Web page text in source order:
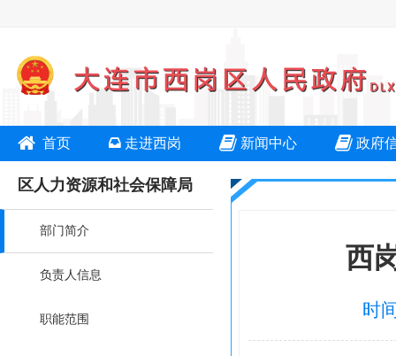
首页 走进西岗 新闻中心 政府
区人力资源和社会保障局
部门简介
负责人信息
职能范围
西
时